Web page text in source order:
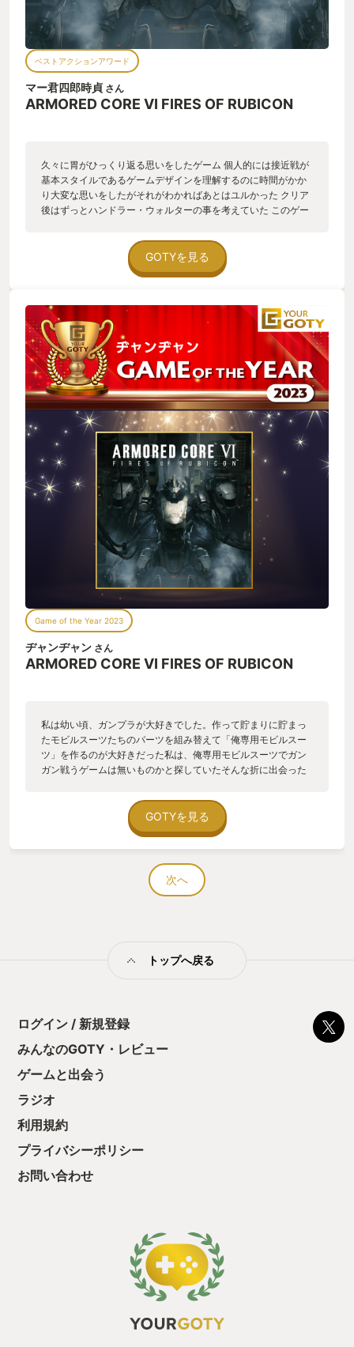
ベストアクションアワード
マー君四郎時貞 さん
ARMORED CORE VI FIRES OF RUBICON
久々に胃がひっくり返る思いをしたゲーム 個人的には接近戦が
基本スタイルであるゲームデザインを理解するのに時間がかか
り大変な思いをしたがそれがわかればあとはユルかった クリア
後はずっとハンドラー・ウォルターの事を考えていた このゲー
意思を継いでもいいし、貴方が彼らに見せた新たな可能性を選
んでもいい はたまた･･･
GOTYを見る
Game of the Year 2023
ヂャンヂャン さん
ARMORED CORE VI FIRES OF RUBICON
私は幼い頃、ガンプラが大好きでした。作って貯まりに貯まっ
たモビルスーツたちのパーツを組み替えて「俺専用モビルスー
ツ」を作るのが大好きだった私は、俺専用モビルスーツでガン
ガン戦うゲームは無いものかと探していたそんな折に出会った
のシリーズでしたが、アーマードコアシリーズ3作目「マスター
オブアリーナ」の体験版に触れる機会があり、自分の中で「こ
れだぁぁー！！」と叫んだのがきっかけでシリーズを追ってい
に今度こそはと挑みますが、途中からこのゲームは、クリアす
るゲームじゃない。アセンブルに没頭し俺専用ACを愛でて適当
気込んだ最初のミッション。例のヘリコプターが登場。伊達に
テウスが我が前に立ちはだかります。その姿は正に、デンドロ
ても追ってくる炎のブレード。勝てぬ！ アセンブルをいじくり
つつ何度もリトライするも撃沈。心が折れそうになったその
時…。かつては無かったSNSから「私は8時間かかりましたよ
～」「がんばって下さい！」という励ましのお言葉を頂き、私
ローラーが真っ赤に燃えるぅ！勝利を掴めと、とどろき叫ぶ
ぅ！！背後の妻から「カチャカチャうるさい」という冷ややか
な声援も相まって、勇気と平常心を得た私はついにその瞬間
を！こ、これが・・・達成感っ・・・！ バルテウス撃墜時のス
が、バルテウス戦で得た勇気と自信が力となり、晴れてACシリ
ーズ初のシナリオ完全クリア（３周）を達成しました。 正直、
バルテウスを上回るインパクトの強敵が登場しなかったのは残
念でしたが、歴代シリーズにはなかったレベルの熱い演出と先
が気になる展開にグイグイ引き込まれたこともまたモチベーシ
けキャラクターを魅力的に表現できていたことも驚きでした。
GOTYを見る
次へ
トップへ戻る
ログイン / 新規登録
みんなのGOTY・レビュー
ゲームと出会う
ラジオ
利用規約
プライバシーポリシー
お問い合わせ